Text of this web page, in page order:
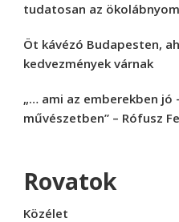
tudatosan az
Öt kávézó Budapesten,
kedvezmények várnak
„… ami az emberekben jó
művészetben” – Rófusz
Rovatok
Közélet